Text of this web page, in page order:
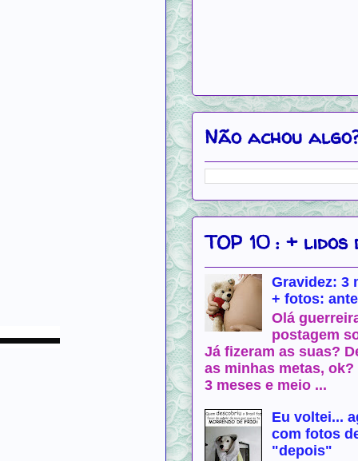
Não achou
TOP 10 : + lidos
Gravidez: 3
+ fotos:
Olá
postagem
Já fizeram as suas?
as minhas metas, ok?
3 meses e meio ...
Eu voltei...
com fotos
"depois"